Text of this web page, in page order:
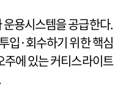
용시스템을 공급한다.
입·회수하기 위한 핵심
에 있는 커티스라이트